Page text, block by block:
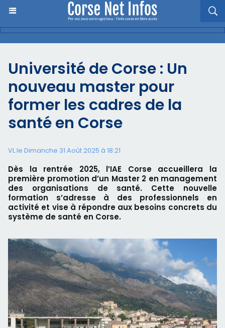
Université de Corse : Un
nouveau master pour
former les cadres de la
santé en Corse
VL le Dimanche 31 Août 2025 à 18:21
Dès la rentrée 2025, l’IAE Corse accueillera la
première promotion d’un Master 2 en management
des organisations de santé. Cette nouvelle
formation s’adresse à des professionnels en
activité et vise à répondre aux besoins concrets du
système de santé en Corse.